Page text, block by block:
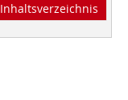
Inhaltsverzeichnis